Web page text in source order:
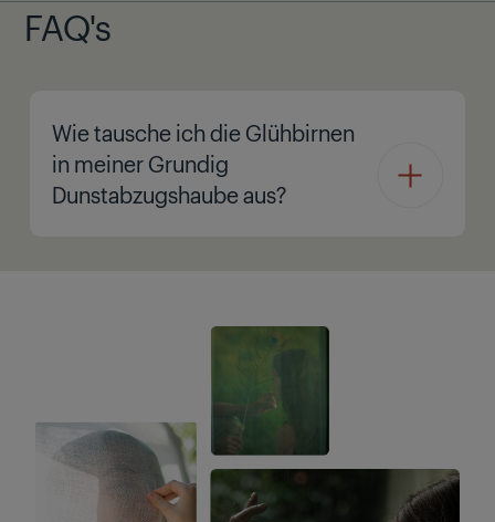
FAQ's
Wie tausche ich die Glühbirnen
in meiner Grundig
Dunstabzugshaube aus?